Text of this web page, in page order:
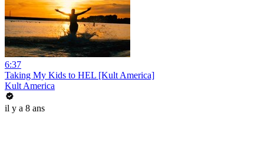
6:37
Taking My Kids to HEL [Kult America]
Kult America
il y a 8 ans